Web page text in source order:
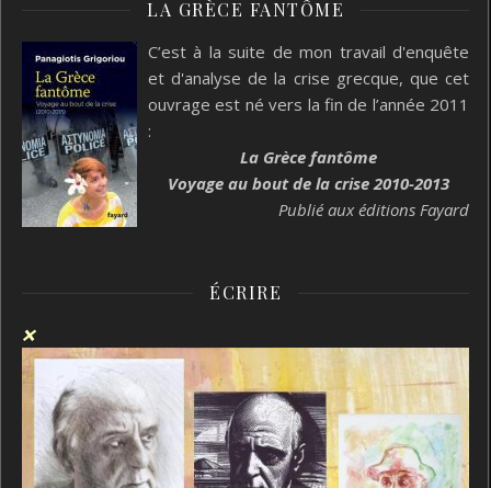
LA GRÈCE FANTÔME
C’est à la suite de mon travail d'enquête
et d'analyse de la crise grecque, que cet
ouvrage est né vers la fin de l’année 2011
:
La Grèce fantôme
Voyage au bout de la crise 2010-2013
Publié aux éditions Fayard
ÉCRIRE
❌